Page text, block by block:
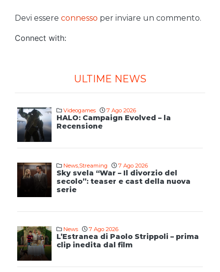
Devi essere connesso per inviare un commento.
Connect with:
ULTIME NEWS
Videogames 7 Ago 2026
HALO: Campaign Evolved – la
Recensione
News Streaming 7 Ago 2026
Sky svela “War – Il divorzio del
secolo”: teaser e cast della nuova
serie
News 7 Ago 2026
L’Estranea di Paolo Strippoli – prima
clip inedita dal film